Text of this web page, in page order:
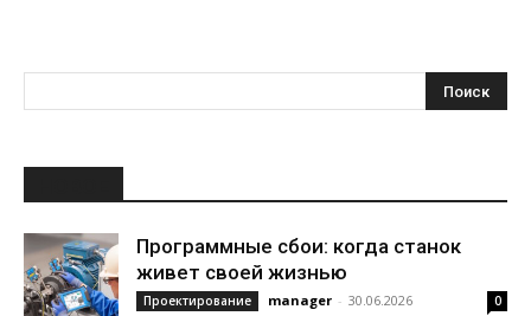
Программные сбои: когда станок
живет своей жизнью
Проектирование manager - 30.06.2026 0